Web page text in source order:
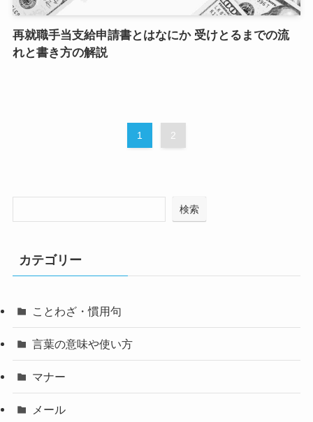
再就職手当支給申請書とはなにか 受けとるまでの流
れと書き方の解説
1 2
検索
カテゴリー
ことわざ・慣用句
言葉の意味や使い方
マナー
メール